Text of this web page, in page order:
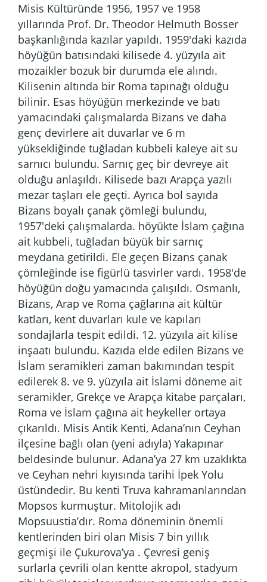
Misis Kültüründe 1956, 1957 ve 1958
yıllarında Prof. Dr. Theodor Helmuth Bosser
başkanlığında kazılar yapıldı. 1959'daki kazıda
höyüğün batısındaki kilisede 4. yüzyıla ait
mozaikler bozuk bir durumda ele alındı.
Kilisenin altında bir Roma tapınağı olduğu
bilinir. Esas höyüğün merkezinde ve batı
yamacındaki çalışmalarda Bizans ve daha
genç devirlere ait duvarlar ve 6 m
yüksekliğinde tuğladan kubbeli kaleye ait su
sarnıcı bulundu. Sarnıç geç bir devreye ait
olduğu anlaşıldı. Kilisede bazı Arapça yazılı
mezar taşları ele geçti. Ayrıca bol sayıda
Bizans boyalı çanak çömleği bulundu,
1957'deki çalışmalarda. höyükte İslam çağına
ait kubbeli, tuğladan büyük bir sarnıç
meydana getirildi. Ele geçen Bizans çanak
çömleğinde ise figürlü tasvirler vardı. 1958'de
höyüğün doğu yamacında çalışıldı. Osmanlı,
Bizans, Arap ve Roma çağlarına ait kültür
katları, kent duvarları kule ve kapıları
sondajlarla tespit edildi. 12. yüzyıla ait kilise
inşaatı bulundu. Kazıda elde edilen Bizans ve
İslam seramikleri zaman bakımından tespit
edilerek 8. ve 9. yüzyıla ait İslami döneme ait
seramikler, Grekçe ve Arapça kitabe parçaları,
Roma ve İslam çağına ait heykeller ortaya
çıkarıldı. Misis Antik Kenti, Adana’nın Ceyhan
ilçesine bağlı olan (yeni adıyla) Yakapınar
beldesinde bulunur. Adana’ya 27 km uzaklıkta
ve Ceyhan nehri kıyısında tarihi İpek Yolu
üstündedir. Bu kenti Truva kahramanlarından
Mopsos kurmuştur. Mitolojik adı
Mopsuustia’dır. Roma döneminin önemli
kentlerinden biri olan Misis 7 bin yıllık
geçmişi ile Çukurova’ya . Çevresi geniş
surlarla çevrili olan kentte akropol, stadyum